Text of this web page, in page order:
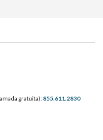
gratuita): 855.611.2830